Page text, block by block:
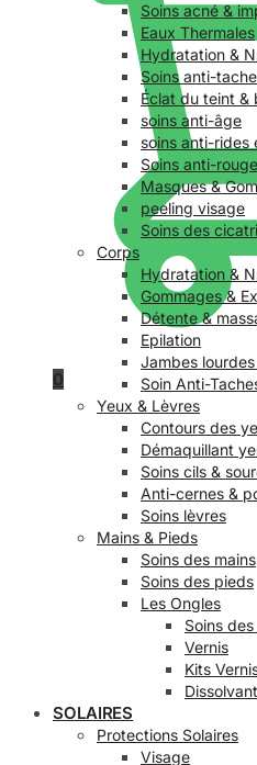
0
Soins acné &
Eaux Thermales
Hydratation &
Soins anti-
Éclat du teint &
soins anti-âge
soins anti-rides
Soins anti-
Masques &
peeling visage
Soins des
Corps
Hydratation &
Gommages &
Détente &
Epilation
Jambes
Soin Anti-
Yeux & Lèvres
Contours des
Démaquillant
Soins cils &
Anti-cernes &
Soins lèvres
Mains & Pieds
Soins des mains
Soins des pieds
Les Ongles
Soins
Vernis
Kits
SOLAIRES
Protections Solaires
Visage